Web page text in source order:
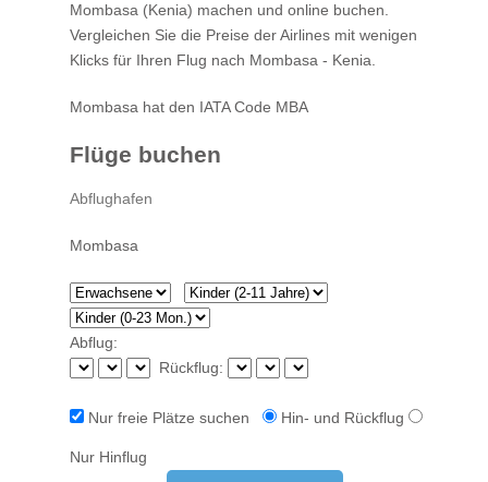
Mombasa (Kenia) machen und online buchen.
Vergleichen Sie die Preise der Airlines mit wenigen
Klicks für Ihren Flug nach Mombasa - Kenia.
Mombasa hat den IATA Code MBA
Flüge buchen
Abflug:
Rückflug:
Nur freie Plätze suchen Hin- und Rückflug
Nur Hinflug